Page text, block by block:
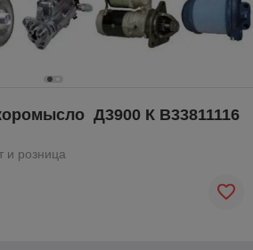
Д3900 К В33811116
и розница